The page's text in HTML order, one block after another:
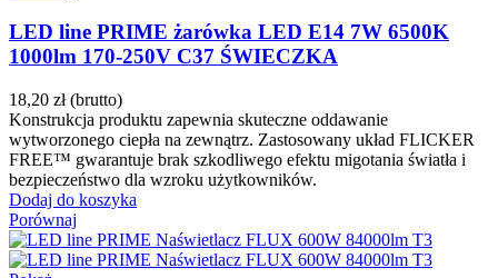
LED line PRIME żarówka LED E14 7W 6500K
1000lm 170-250V C37 ŚWIECZKA
18,20 zł (brutto)
Konstrukcja produktu zapewnia skuteczne oddawanie
wytworzonego ciepła na zewnątrz. Zastosowany układ FLICKER
FREE™ gwarantuje brak szkodliwego efektu migotania światła i
bezpieczeństwo dla wzroku użytkowników.
Dodaj do koszyka
Porównaj